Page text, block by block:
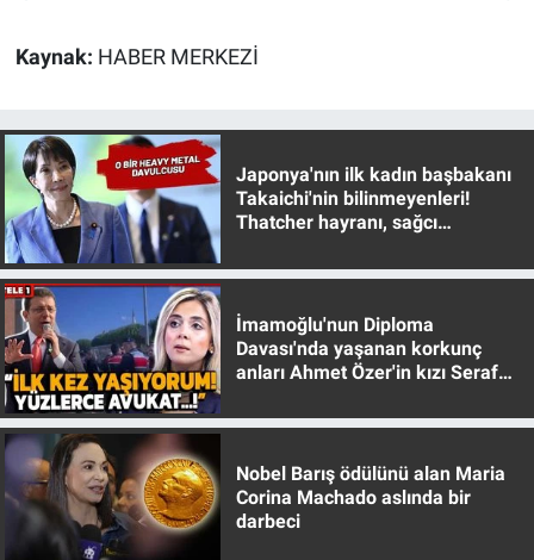
Kaynak: HABER MERKEZİ
Japonya'nın ilk kadın başbakanı
Takaichi'nin bilinmeyenleri!
Thatcher hayranı, sağcı
İmamoğlu'nun Diploma
Davası'nda yaşanan korkunç
anları Ahmet Özer'in kızı Seraf
Nobel Barış ödülünü alan Maria
Corina Machado aslında bir
darbeci
Yerel Yaşam